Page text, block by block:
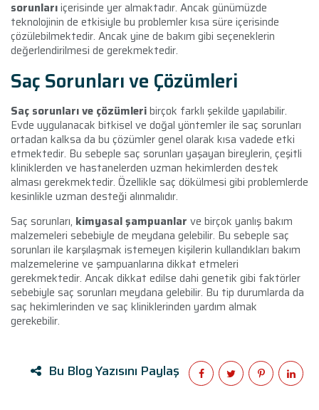
sorunlarıiçerisinde yer almaktadır. Ancak günümüzde
teknolojinin de etkisiyle bu problemler kısa süre içerisinde
çözülebilmektedir. Ancak yine de bakım gibi seçeneklerin
değerlendirilmesi de gerekmektedir.
Saç Sorunları ve Çözümleri
Saç sorunları ve çözümleribirçok farklı şekilde yapılabilir.
Evde uygulanacak bitkisel ve doğal yöntemler ile saç sorunları
ortadan kalksa da bu çözümler genel olarak kısa vadede etki
etmektedir. Bu sebeple saç sorunları yaşayan bireylerin, çeşitli
kliniklerden ve hastanelerden uzman hekimlerden destek
alması gerekmektedir. Özellikle saç dökülmesi gibi problemlerde
kesinlikle uzman desteği alınmalıdır.
Saç sorunları, kimyasal şampuanlar ve birçok yanlış bakım
malzemeleri sebebiyle de meydana gelebilir. Bu sebeple saç
sorunları ile karşılaşmak istemeyen kişilerin kullandıkları bakım
malzemelerine ve şampuanlarına dikkat etmeleri
gerekmektedir. Ancak dikkat edilse dahi genetik gibi faktörler
sebebiyle saç sorunları meydana gelebilir. Bu tip durumlarda da
saç hekimlerinden ve saç kliniklerinden yardım almak
gerekebilir.
Bu Blog Yazısını Paylaş